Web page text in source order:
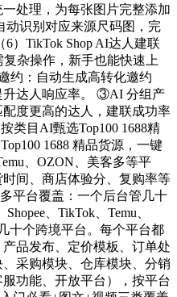
处理，为每张图片完整添加
动识别对应来源尺码图，完
）TikTok Shop AI达人建联
杂操作，新手也能快速上
约：自动生成高转化邀约
升达人响应率。 ③AI 分组产
度更高的达人，建联成功率
类目AI甄选Top100 1688精
1688 精品货源，一键
、OZON、美客多等平
间、商店体验分、复购率等
平台覆盖：一个后台管几十
、TikTok、Temu、
十个跨境平台。每个平台都
品发布、定价模板、订单处
采购模块、仓库模块、分销
功能、开放平台），按平台